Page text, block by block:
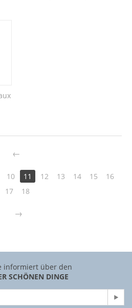
10 11 12 13 14 15
16
17
18
informiert über den
SCHÖNEN DINGE